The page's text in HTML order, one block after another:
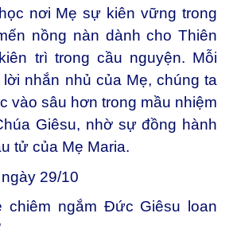
nơi Mẹ sự kiên vững trong
nồng nàn dành cho Thiên
trì trong cầu nguyện. Mỗi
lời nhắn nhủ của Mẹ, chúng ta
vào sâu hơn trong mầu nhiệm
Giêsu, nhờ sự đồng hành
tử của Mẹ Maria.
ngày 29/10
chiêm ngắm Đức Giêsu loan